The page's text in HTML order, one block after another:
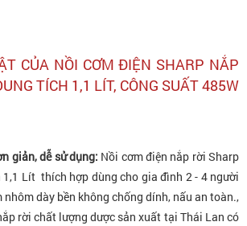
CỦA NỒI CƠM ĐIỆN SHARP NẮP
TÍCH 1,1 LÍT, CÔNG SUẤT 485W
giản, dễ sử dụng: Nồi cơm điện nắp rời Sharp
1,1 Lít thích hợp dùng cho gia đình 2 - 4 người
dày bền không chống dính, nấu an toàn.,
rời chất lượng dược sản xuất tại Thái Lan có